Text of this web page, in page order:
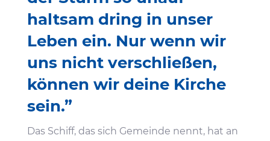
haltsam dring in unser
Leben ein. Nur wenn wir
uns nicht verschließen,
können wir deine Kirche
sein.”
Das Schiff, das sich Gemeinde nennt, hat an